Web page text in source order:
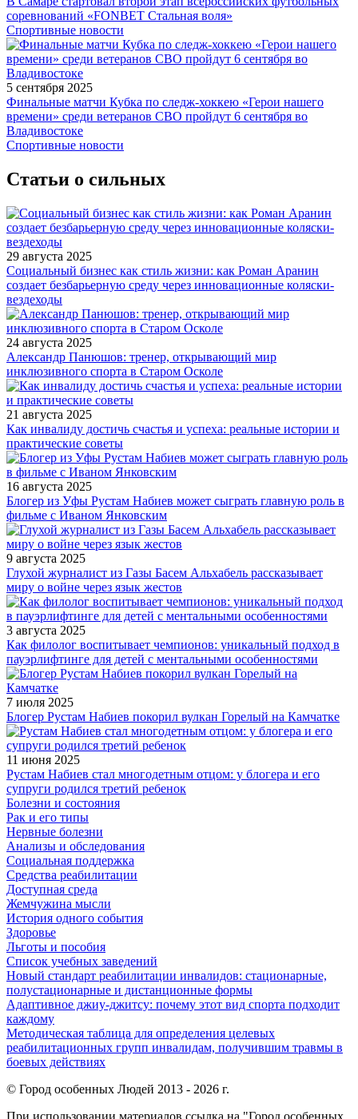
соревнований «FONBET Стальная воля»
Спортивные новости
5 сентября 2025
Финальные матчи Кубка по следж-хоккею «Герои нашего
времени» среди ветеранов СВО пройдут 6 сентября во
Владивостоке
Спортивные новости
Статьи о сильных
29 августа 2025
Социальный бизнес как стиль жизни: как Роман Аранин
создает безбарьерную среду через инновационные коляски-
вездеходы
24 августа 2025
Александр Панюшов: тренер, открывающий мир
инклюзивного спорта в Старом Осколе
21 августа 2025
Как инвалиду достичь счастья и успеха: реальные истории и
практические советы
16 августа 2025
Блогер из Уфы Рустам Набиев может сыграть главную роль в
фильме с Иваном Янковским
9 августа 2025
Глухой журналист из Газы Басем Альхабель рассказывает
миру о войне через язык жестов
3 августа 2025
Как филолог воспитывает чемпионов: уникальный подход в
пауэрлифтинге для детей с ментальными особенностями
7 июля 2025
Блогер Рустам Набиев покорил вулкан Горелый на Камчатке
11 июня 2025
Рустам Набиев стал многодетным отцом: у блогера и его
супруги родился третий ребенок
Болезни и состояния
Рак и его типы
Нервные болезни
Анализы и обследования
Социальная поддержка
Средства реабилитации
Доступная среда
Жемчужина мысли
История одного события
Здоровье
Льготы и пособия
Список учебных заведений
Новый стандарт реабилитации инвалидов: стационарные,
полустационарные и дистанционные формы
Адаптивное джиу-джитсу: почему этот вид спорта подходит
каждому
Методическая таблица для определения целевых
реабилитационных групп инвалидам, получившим травмы в
боевых действиях
© Город особенных Людей 2013 - 2026 г.
При использовании материалов ссылка на "Город особенных